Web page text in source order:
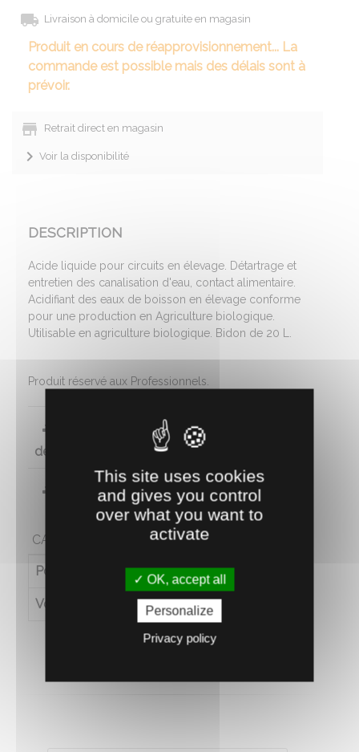
Livraison à domicile ou gratuite en magasin
Produit en cours de réapprovisionnement... La
commande est possible mais des délais sont à
prévoir.
Retrait direct en magasin
Voir la disponibilité
DESCRIPTION
Acide liquide pour circuits en élevage. Détartrage et
entretien des canalisation d'eau, contact alimentaire.
Acidifiant des eaux de boisson en élevage conforme
pour une production en Agriculture biologique.
Utilisable en agriculture biologique. Bidon de 20 L.
Produit réservé aux Professionnels.
Utilisable en agriculture BIO (Document
de conformité)
Fiche technique
CARACTÉRISTIQUES
Poids (en kg) 20
Volume (en L) 20
This site uses cookies
and gives you control
over what you want to
activate
OK, accept all
Personalize
Privacy policy